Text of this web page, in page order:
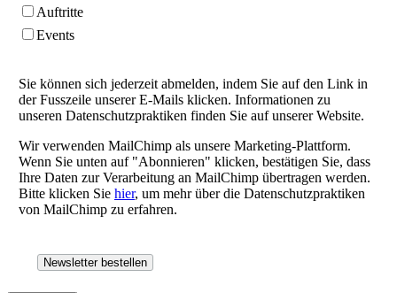
Auftritte
Events
Sie können sich jederzeit abmelden, indem Sie auf den Link in
der Fusszeile unserer E-Mails klicken. Informationen zu
unseren Datenschutzpraktiken finden Sie auf unserer Website.
Wir verwenden MailChimp als unsere Marketing-Plattform.
Wenn Sie unten auf "Abonnieren" klicken, bestätigen Sie, dass
Ihre Daten zur Verarbeitung an MailChimp übertragen werden.
Bitte klicken Sie hier, um mehr über die Datenschutzpraktiken
von MailChimp zu erfahren.